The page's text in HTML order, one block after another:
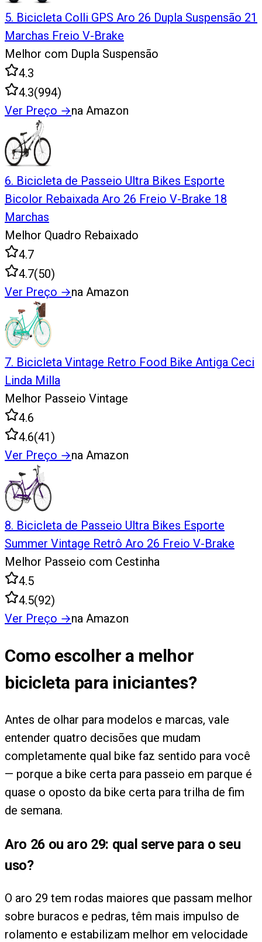
5. Bicicleta Colli GPS Aro 26 Dupla Suspensão 21
Marchas Freio V-Brake
Melhor com Dupla Suspensão
4.3
4.3(994)
Ver Preço →na Amazon
6. Bicicleta de Passeio Ultra Bikes Esporte
Bicolor Rebaixada Aro 26 Freio V-Brake 18
Marchas
Melhor Quadro Rebaixado
4.7
4.7(50)
Ver Preço →na Amazon
7. Bicicleta Vintage Retro Food Bike Antiga Ceci
Linda Milla
Melhor Passeio Vintage
4.6
4.6(41)
Ver Preço →na Amazon
8. Bicicleta de Passeio Ultra Bikes Esporte
Summer Vintage Retrô Aro 26 Freio V-Brake
Melhor Passeio com Cestinha
4.5
4.5(92)
Ver Preço →na Amazon
Como escolher a melhor
bicicleta para iniciantes?
Antes de olhar para modelos e marcas, vale
entender quatro decisões que mudam
completamente qual bike faz sentido para você
— porque a bike certa para passeio em parque é
quase o oposto da bike certa para trilha de fim
de semana.
Aro 26 ou aro 29: qual serve para o seu
uso?
O aro 29 tem rodas maiores que passam melhor
sobre buracos e pedras, têm mais impulso de
rolamento e estabilizam melhor em velocidade